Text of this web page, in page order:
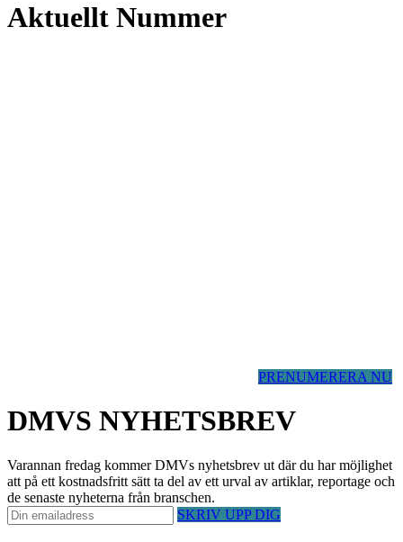
Aktuellt Nummer
PRENUMERERA NU
DMVS NYHETSBREV
Varannan fredag kommer DMVs nyhetsbrev ut där du har möjlighet
att på ett kostnadsfritt sätt ta del av ett urval av artiklar, reportage och
de senaste nyheterna från branschen.
SKRIV UPP DIG